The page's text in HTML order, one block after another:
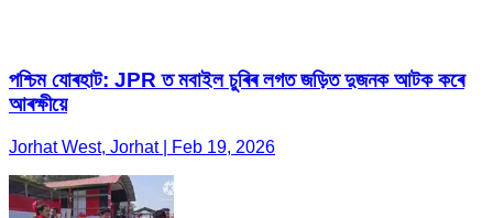
পশ্চিম যোৰহাট: JPR ত মবাইল চুৰিৰ লগত জড়িত দুজনক আটক কৰে
আৰক্ষীয়ে
Jorhat West, Jorhat | Feb 19, 2026